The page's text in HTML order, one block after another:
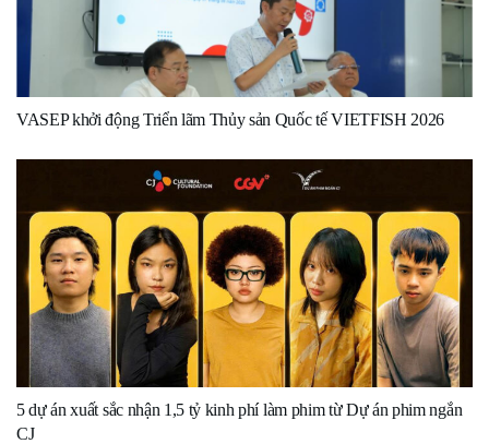
VASEP khởi động Triển lãm Thủy sản Quốc tế VIETFISH 2026
5 dự án xuất sắc nhận 1,5 tỷ kinh phí làm phim từ Dự án phim ngắn
CJ